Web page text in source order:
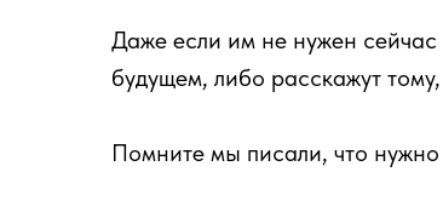
Даже если им не нужен сейчас
будущем, либо расскажут
Помните мы писали, что нужно